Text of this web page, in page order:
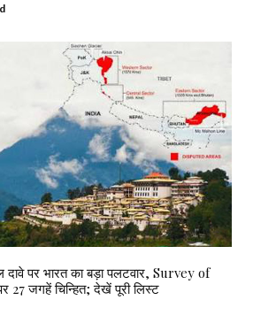
पर भारत का बड़ा पलटवार, Survey of
जगहें चिन्हित; देखें पूरी लिस्ट